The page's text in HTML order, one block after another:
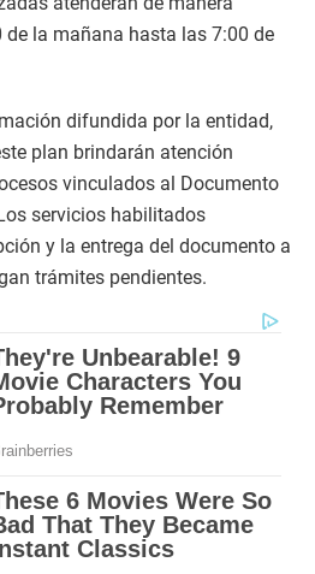
la mañana hasta las 7:00 de
difundida por la entidad,
plan brindarán atención
vinculados al Documento
servicios habilitados
y la entrega del documento a
trámites pendientes.